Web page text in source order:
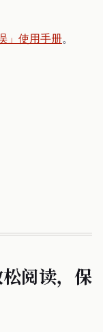
」使用手册。
阅读，保